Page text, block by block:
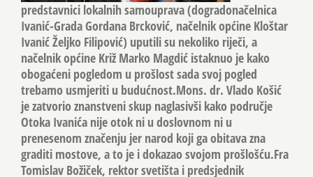
predstavnici lokalnih samouprava (dogradonačelnica
Ivanić-Grada Gordana Brcković, načelnik općine Kloštar
Ivanić Željko Filipović) uputili su nekoliko riječi, a
načelnik općine Križ Marko Magdić istaknuo je kako
obogaćeni pogledom u prošlost sada svoj pogled
trebamo usmjeriti u budućnost.Mons. dr. Vlado Košić
je zatvorio znanstveni skup naglasivši kako područje
Otoka Ivanića nije otok ni u doslovnom ni u
prenesenom značenju jer narod koji ga obitava zna
graditi mostove, a to je i dokazao svojom prošlošću.Fra
Tomislav Božiček, rektor svetišta i predsjednik